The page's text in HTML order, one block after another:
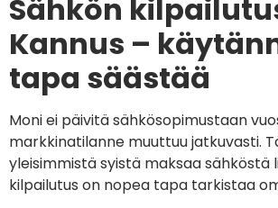
Sähkön
Kannus –
tapa säästää
Moni ei päivitä sähkösopimustaan
markkinatilanne muuttuu jatkuvasti.
yleisimmistä syistä maksaa sähköstä
kilpailutus on nopea tapa tarkistaa